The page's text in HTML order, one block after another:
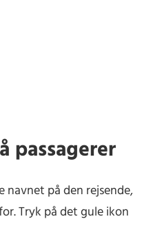
passagerer
navnet på den rejsende,
Tryk på det gule ikon